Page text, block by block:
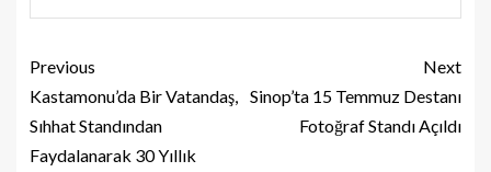
Previous
Kastamonu’da Bir Vatandaş,
Sıhhat Standından
Faydalanarak 30 Yıllık
Next
Sinop’ta 15 Temmuz Destanı
Fotoğraf Standı Açıldı